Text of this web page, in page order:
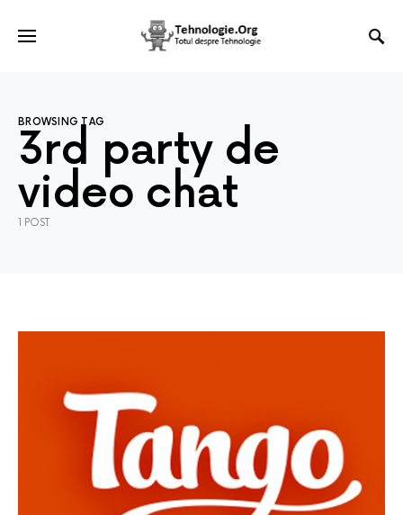
BROWSING TAG
3rd party de
video chat
1 POST